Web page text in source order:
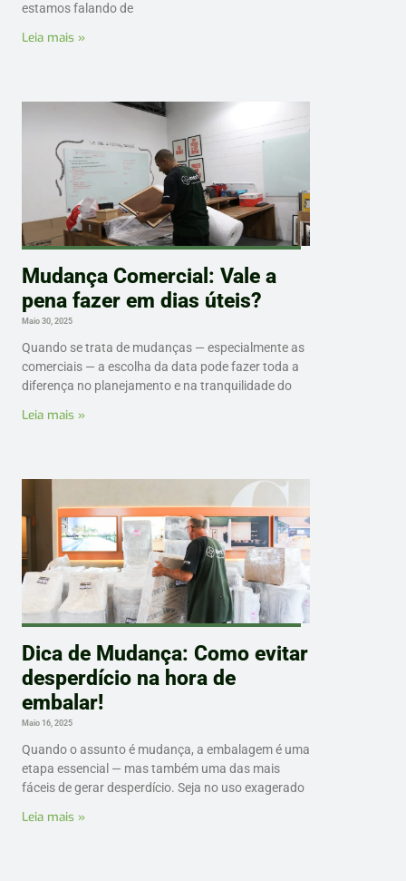
estamos falando de
Leia mais »
Mudança Comercial: Vale a
pena fazer em dias úteis?
Maio 30, 2025
Quando se trata de mudanças — especialmente as
comerciais — a escolha da data pode fazer toda a
diferença no planejamento e na tranquilidade do
Leia mais »
Dica de Mudança: Como evitar
desperdício na hora de
embalar!
Maio 16, 2025
Quando o assunto é mudança, a embalagem é uma
etapa essencial — mas também uma das mais
fáceis de gerar desperdício. Seja no uso exagerado
Leia mais »